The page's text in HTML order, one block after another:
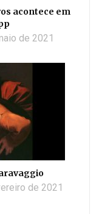
acontece em
de 2021
de 2021